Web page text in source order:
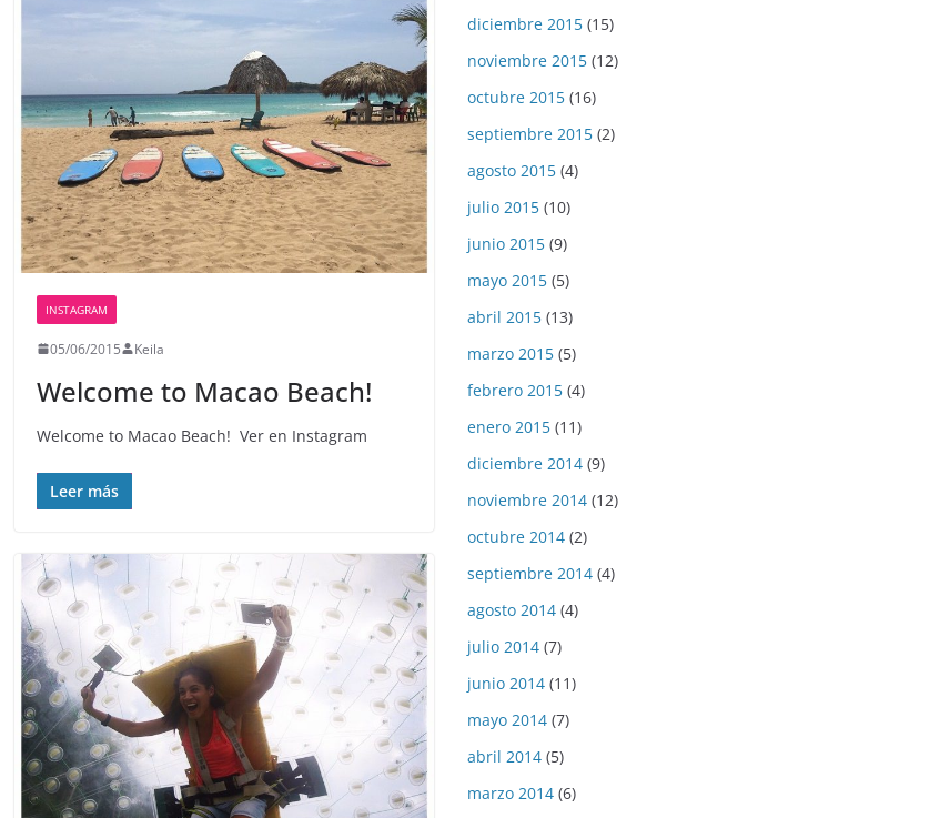
INSTAGRAM
05/06/2015 Keila
Welcome to Macao Beach! ️
Welcome to Macao Beach! ️ Ver en Instagram
Leer más
diciembre 2015 (15)
noviembre 2015 (12)
octubre 2015 (16)
septiembre 2015 (2)
agosto 2015 (4)
julio 2015 (10)
junio 2015 (9)
mayo 2015 (5)
abril 2015 (13)
marzo 2015 (5)
febrero 2015 (4)
enero 2015 (11)
diciembre 2014 (9)
noviembre 2014 (12)
octubre 2014 (2)
septiembre 2014 (4)
agosto 2014 (4)
julio 2014 (7)
junio 2014 (11)
mayo 2014 (7)
abril 2014 (5)
marzo 2014 (6)